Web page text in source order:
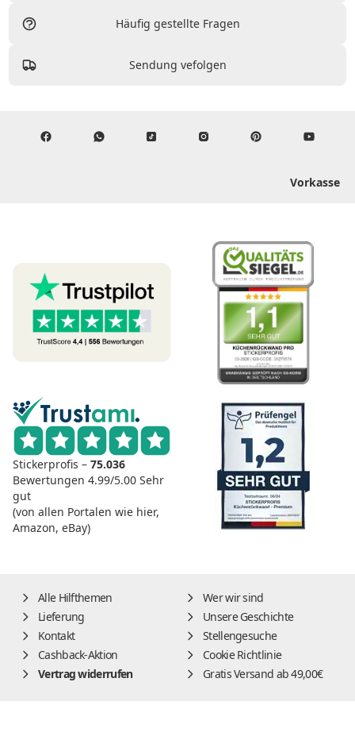
Häufig gestellte Fragen
Sendung vefolgen
Vorkasse
Stickerprofis – 75.036
Bewertungen 4.99/5.00 Sehr
gut
(von allen Portalen wie hier,
Amazon, eBay)
Alle Hilfthemen
Wer wir sind
Lieferung
Unsere Geschichte
Kontakt
Stellengesuche
Cashback-Aktion
Cookie Richtlinie
Vertrag widerrufen
Gratis Versand ab 49,00€